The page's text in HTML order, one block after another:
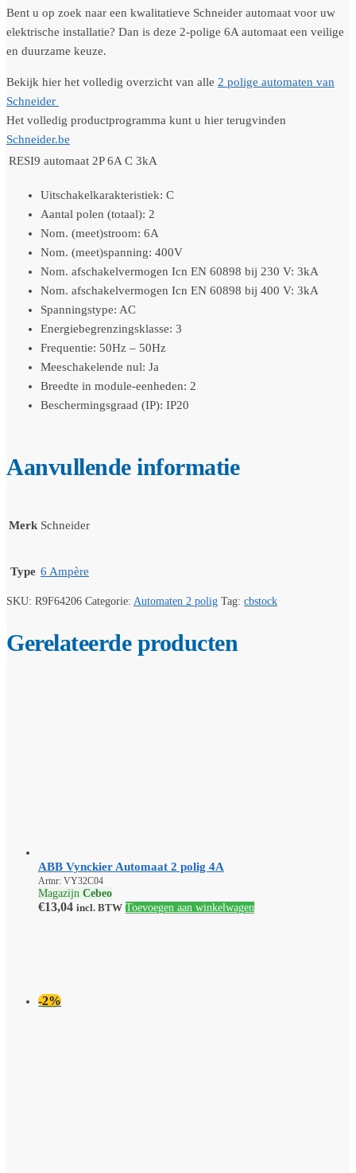
Bent u op zoek naar een kwalitatieve Schneider automaat voor uw
elektrische installatie? Dan is deze 2-polige 6A automaat een veilige
en duurzame keuze.
Bekijk hier het volledig overzicht van alle 2 polige automaten van
Schneider
Het volledig productprogramma kunt u hier terugvinden
Schneider.be
RESI9 automaat 2P 6A C 3kA
Uitschakelkarakteristiek: C
Aantal polen (totaal): 2
Nom. (meet)stroom: 6A
Nom. (meet)spanning: 400V
Nom. afschakelvermogen Icn EN 60898 bij 230 V: 3kA
Nom. afschakelvermogen Icn EN 60898 bij 400 V: 3kA
Spanningstype: AC
Energiebegrenzingsklasse: 3
Frequentie: 50Hz – 50Hz
Meeschakelende nul: Ja
Breedte in module-eenheden: 2
Beschermingsgraad (IP): IP20
Aanvullende informatie
Merk Schneider
Type 6 Ampère
SKU: R9F64206 Categorie: Automaten 2 polig Tag: cbstock
Gerelateerde producten
ABB Vynckier Automaat 2 polig 4A
Artnr: VY32C04
Magazijn Cebeo
€13,04 incl. BTW Toevoegen aan winkelwagen
-2%